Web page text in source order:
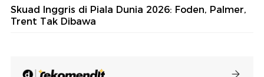
Skuad Inggris di Piala Dunia 2026: Foden, Palmer,
Trent Tak Dibawa